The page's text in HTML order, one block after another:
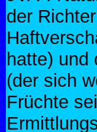
der
hatte) und
(der sich
Früchte